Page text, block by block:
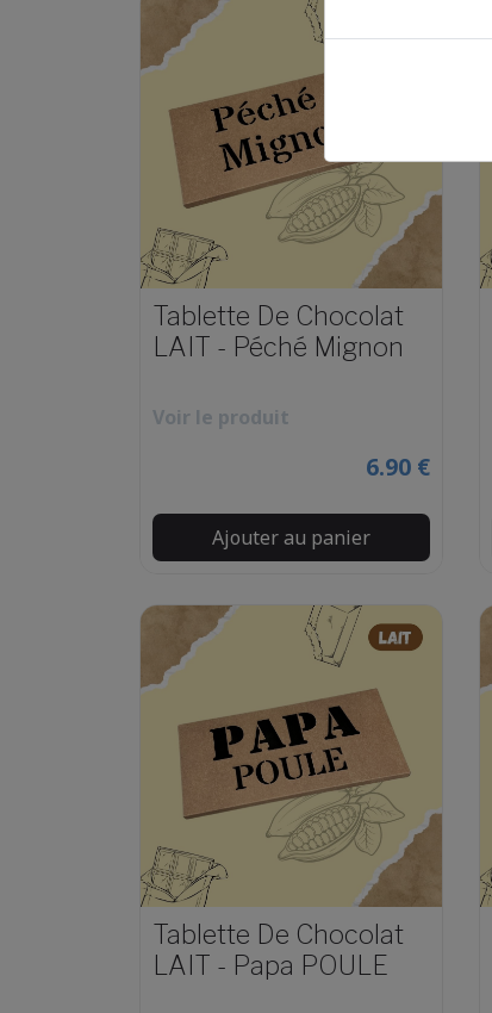
Tablette De Chocolat
LAIT - Péché Mignon
Voir le produit
6.90 €
Ajouter au panier
Tablette De Chocolat
LAIT - Papa POULE